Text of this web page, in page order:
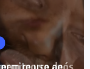
uso de